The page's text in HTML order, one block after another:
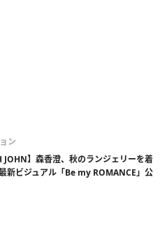
ン
JOHN】森香澄、秋のランジェリーを着
新ビジュアル「Be my ROMANCE」公